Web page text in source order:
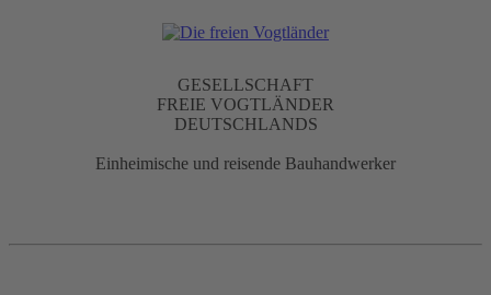
GESELLSCHAFT
FREIE VOGTLÄNDER
DEUTSCHLANDS
Einheimische und reisende Bauhandwerker